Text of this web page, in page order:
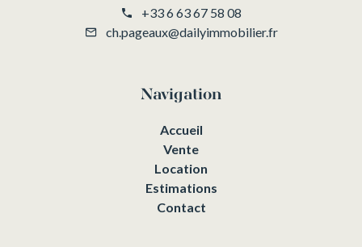
+33 6 63 67 58 08
ch.pageaux@dailyimmobilier.fr
Navigation
Accueil
Vente
Location
Estimations
Contact